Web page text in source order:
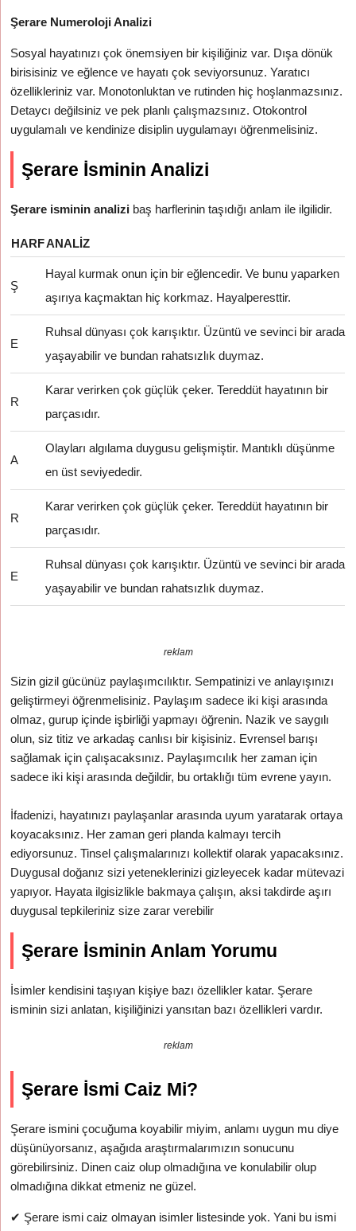
Şerare Numeroloji Analizi
Sosyal hayatınızı çok önemsiyen bir kişiliğiniz var. Dışa dönük
birisisiniz ve eğlence ve hayatı çok seviyorsunuz. Yaratıcı
özellikleriniz var. Monotonluktan ve rutinden hiç hoşlanmazsınız.
Detaycı değilsiniz ve pek planlı çalışmazsınız. Otokontrol
uygulamalı ve kendinize disiplin uygulamayı öğrenmelisiniz.
Şerare İsminin Analizi
Şerare isminin analizi baş harflerinin taşıdığı anlam ile ilgilidir.
HARFANALIZ
Ş
Hayal kurmak onun için bir eğlencedir. Ve bunu yaparken
aşırıya kaçmaktan hiç korkmaz. Hayalperesttir.
E
Ruhsal dünyası çok karışıktır. Üzüntü ve sevinci bir arada
yaşayabilir ve bundan rahatsızlık duymaz.
R
Karar verirken çok güçlük çeker. Tereddüt hayatının bir
parçasıdır.
A
Olayları algılama duygusu gelişmiştir. Mantıklı düşünme
en üst seviyededir.
R
Karar verirken çok güçlük çeker. Tereddüt hayatının bir
parçasıdır.
E
Ruhsal dünyası çok karışıktır. Üzüntü ve sevinci bir arada
yaşayabilir ve bundan rahatsızlık duymaz.
reklam
Sizin gizil gücünüz paylaşımcılıktır. Sempatinizi ve anlayışınızı
geliştirmeyi öğrenmelisiniz. Paylaşım sadece iki kişi arasında
olmaz, gurup içinde işbirliği yapmayı öğrenin. Nazik ve saygılı
olun, siz titiz ve arkadaş canlısı bir kişisiniz. Evrensel barışı
sağlamak için çalışacaksınız. Paylaşımcılık her zaman için
sadece iki kişi arasında değildir, bu ortaklığı tüm evrene yayın.
İfadenizi, hayatınızı paylaşanlar arasında uyum yaratarak ortaya
koyacaksınız. Her zaman geri planda kalmayı tercih
ediyorsunuz. Tinsel çalışmalarınızı kollektif olarak yapacaksınız.
Duygusal doğanız sizi yeteneklerinizi gizleyecek kadar mütevazi
yapıyor. Hayata ilgisizlikle bakmaya çalışın, aksi takdirde aşırı
duygusal tepkileriniz size zarar verebilir
Şerare İsminin Anlam Yorumu
İsimler kendisini taşıyan kişiye bazı özellikler katar. Şerare
isminin sizi anlatan, kişiliğinizi yansıtan bazı özellikleri vardır.
reklam
Şerare İsmi Caiz Mi?
Şerare ismini çocuğuma koyabilir miyim, anlamı uygun mu diye
düşünüyorsanız, aşağıda araştırmalarımızın sonucunu
görebilirsiniz. Dinen caiz olup olmadığına ve konulabilir olup
olmadığına dikkat etmeniz ne güzel.
✔ Şerare ismi caiz olmayan isimler listesinde yok. Yani bu ismi